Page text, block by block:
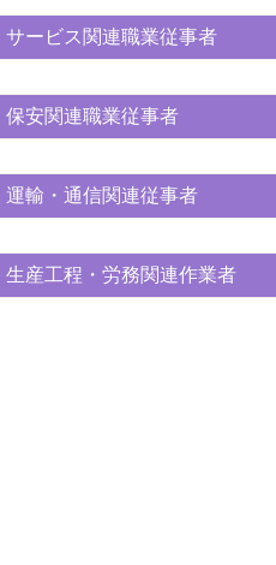
サービス関連職業従事者
保安関連職業従事者
運輸・通信関連従事者
生産工程・労務関連作業者